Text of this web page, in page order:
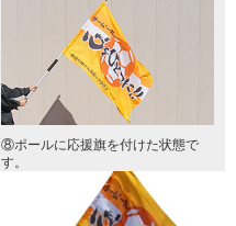
⑧ポールに応援旗を付けた状態で
す。